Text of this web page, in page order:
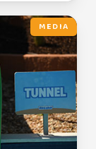
MEDIA